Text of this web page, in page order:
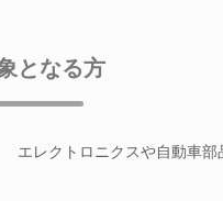
となる方
エレクトロニクスや自動車